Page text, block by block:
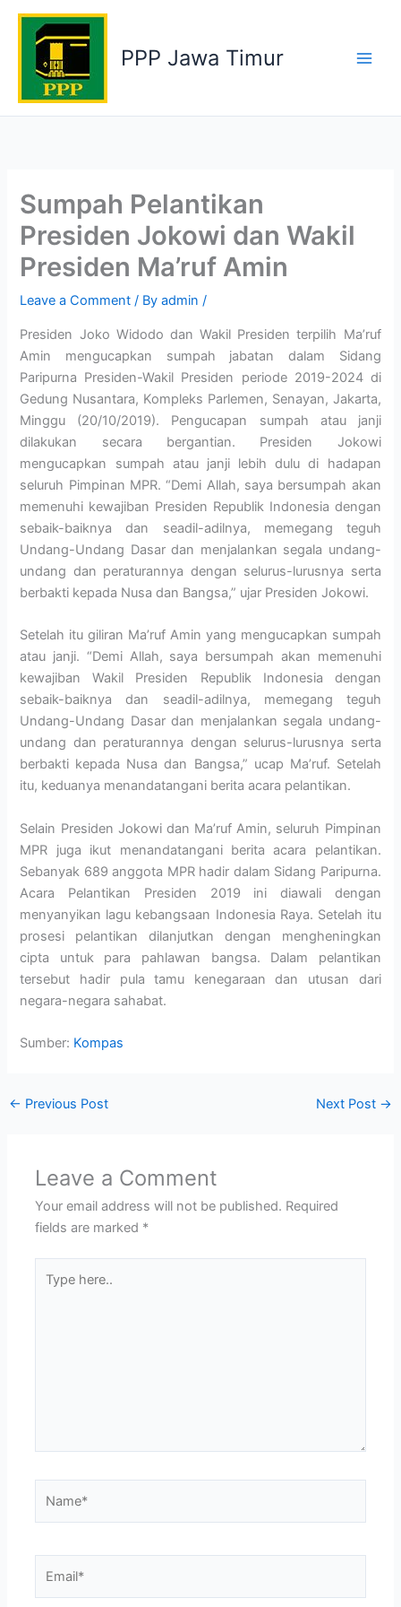
Skip
content
PPP Jawa Timur
Sumpah Pelantikan
Presiden Jokowi dan Wakil
Presiden Ma’ruf Amin
Leave a Comment / Byadmin/
Presiden Joko Widodo dan Wakil Presiden terpilih Ma’ruf
Amin mengucapkan sumpah jabatan dalam Sidang
Paripurna Presiden-Wakil Presiden periode 2019-2024 di
Gedung Nusantara, Kompleks Parlemen, Senayan, Jakarta,
Minggu (20/10/2019). Pengucapan sumpah atau janji
dilakukan secara bergantian. Presiden Jokowi
mengucapkan sumpah atau janji lebih dulu di hadapan
seluruh Pimpinan MPR. “Demi Allah, saya bersumpah akan
memenuhi kewajiban Presiden Republik Indonesia dengan
sebaik-baiknya dan seadil-adilnya, memegang teguh
Undang-Undang Dasar dan menjalankan segala undang-
undang dan peraturannya dengan selurus-lurusnya serta
berbakti kepada Nusa dan Bangsa,” ujar Presiden Jokowi.
Setelah itu giliran Ma’ruf Amin yang mengucapkan sumpah
atau janji. “Demi Allah, saya bersumpah akan memenuhi
kewajiban Wakil Presiden Republik Indonesia dengan
sebaik-baiknya dan seadil-adilnya, memegang teguh
Undang-Undang Dasar dan menjalankan segala undang-
undang dan peraturannya dengan selurus-lurusnya serta
berbakti kepada Nusa dan Bangsa,” ucap Ma’ruf. Setelah
itu, keduanya menandatangani berita acara pelantikan.
Selain Presiden Jokowi dan Ma’ruf Amin, seluruh Pimpinan
MPR juga ikut menandatangani berita acara pelantikan.
Sebanyak 689 anggota MPR hadir dalam Sidang Paripurna.
Acara Pelantikan Presiden 2019 ini diawali dengan
menyanyikan lagu kebangsaan Indonesia Raya. Setelah itu
prosesi pelantikan dilanjutkan dengan mengheningkan
cipta untuk para pahlawan bangsa. Dalam pelantikan
tersebut hadir pula tamu kenegaraan dan utusan dari
negara-negara sahabat.
Sumber: Kompas
← Previous Post Next Post →
Leave a Comment
Your email address will not be published. Required
fields are marked *
here..